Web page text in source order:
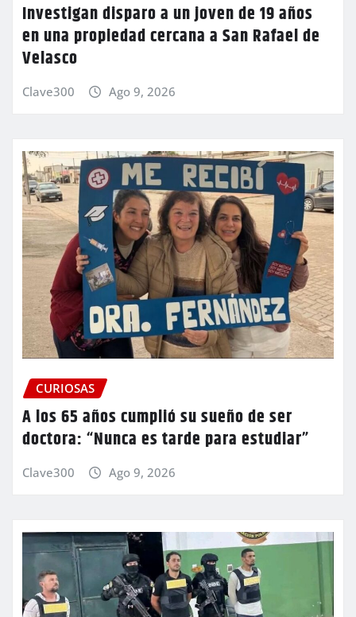
Investigan disparo a un joven de 19 años
en una propiedad cercana a San Rafael de
Velasco
Clave300 Ago 9, 2026
CURIOSAS
A los 65 años cumplió su sueño de ser
doctora: “Nunca es tarde para estudiar”
Clave300 Ago 9, 2026